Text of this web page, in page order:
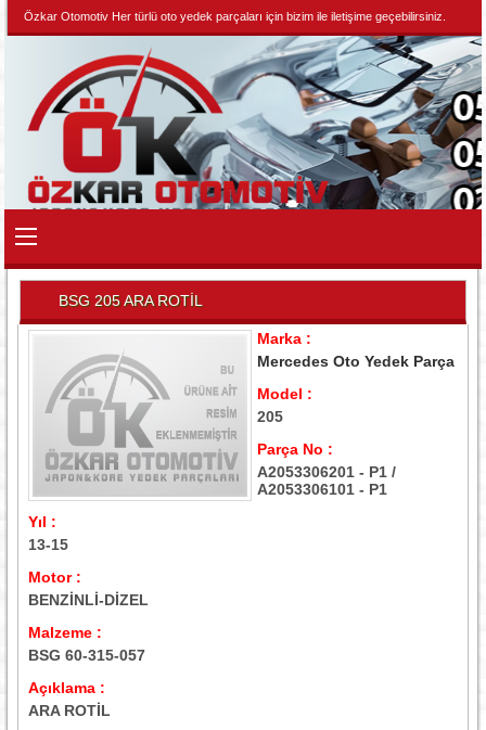
Özkar Otomotiv Her türlü oto yedek parçaları için bizim ile iletişime geçebilirsiniz.
BSG 205 ARA ROTİL
Marka :
Mercedes Oto Yedek Parça
Model :
205
Parça No :
A2053306201 - P1 /
A2053306101 - P1
Yıl :
13-15
Motor :
BENZİNLİ-DİZEL
Malzeme :
BSG 60-315-057
Açıklama :
ARA ROTİL